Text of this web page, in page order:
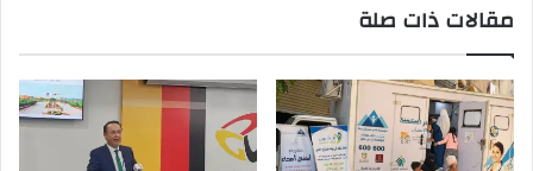
مقالات ذات صلة